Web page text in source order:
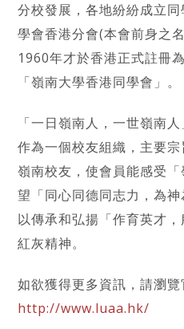
分校發展，各地紛紛成立
學會香港分會(本會前身之
1960年才於香港正式註冊
「嶺南大學香港同學會」。
「一日嶺南人，一世嶺南
作為一個校友組織，主要
嶺南校友，使會員能感受
望「同心同德同志力，為
以傳承和弘揚「作育英才
紅灰精神。
如欲獲得更多資訊，請瀏覽
http://www.luaa.hk/